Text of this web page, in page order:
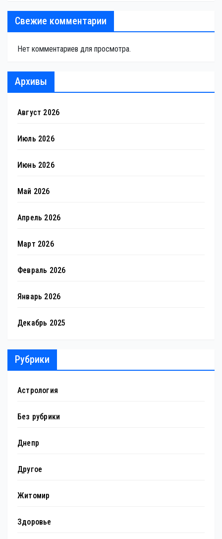
Свежие комментарии
Нет комментариев для просмотра.
Архивы
Август 2026
Июль 2026
Июнь 2026
Май 2026
Апрель 2026
Март 2026
Февраль 2026
Январь 2026
Декабрь 2025
Рубрики
Астрология
Без рубрики
Днепр
Другое
Житомир
Здоровье